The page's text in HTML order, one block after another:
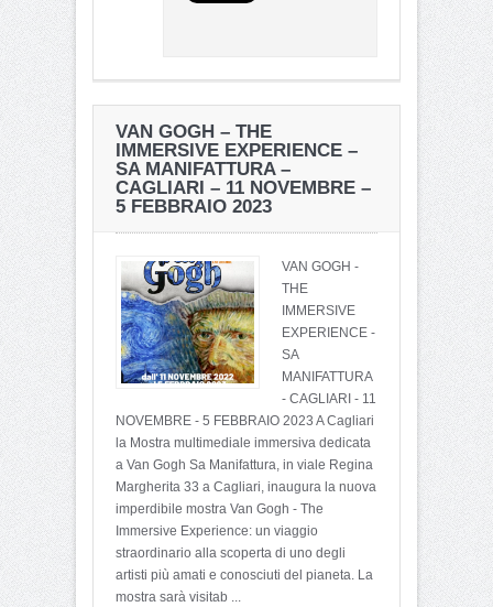
VAN GOGH – THE
IMMERSIVE EXPERIENCE –
SA MANIFATTURA –
CAGLIARI – 11 NOVEMBRE –
5 FEBBRAIO 2023
VAN GOGH -
THE
IMMERSIVE
EXPERIENCE -
SA
MANIFATTURA
- CAGLIARI - 11
NOVEMBRE - 5 FEBBRAIO 2023 A Cagliari
la Mostra multimediale immersiva dedicata
a Van Gogh Sa Manifattura, in viale Regina
Margherita 33 a Cagliari, inaugura la nuova
imperdibile mostra Van Gogh - The
Immersive Experience: un viaggio
straordinario alla scoperta di uno degli
artisti più amati e conosciuti del pianeta. La
mostra sarà visitab ...